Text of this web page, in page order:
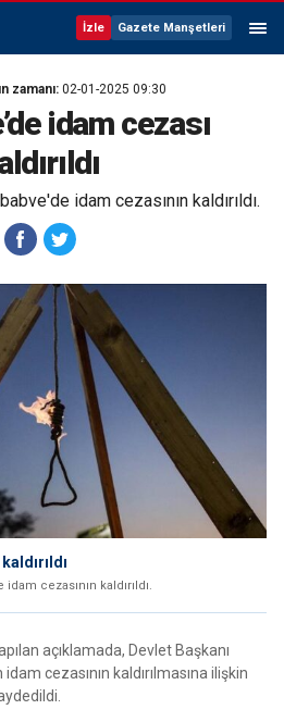
İzle Gazete Manşetleri
zamanı: 02-01-2025 09:30
idam cezası
idam cezasının kaldırıldı.
cezasının kaldırıldı.
açıklamada, Devlet Başkanı
cezasının kaldırılmasına ilişkin